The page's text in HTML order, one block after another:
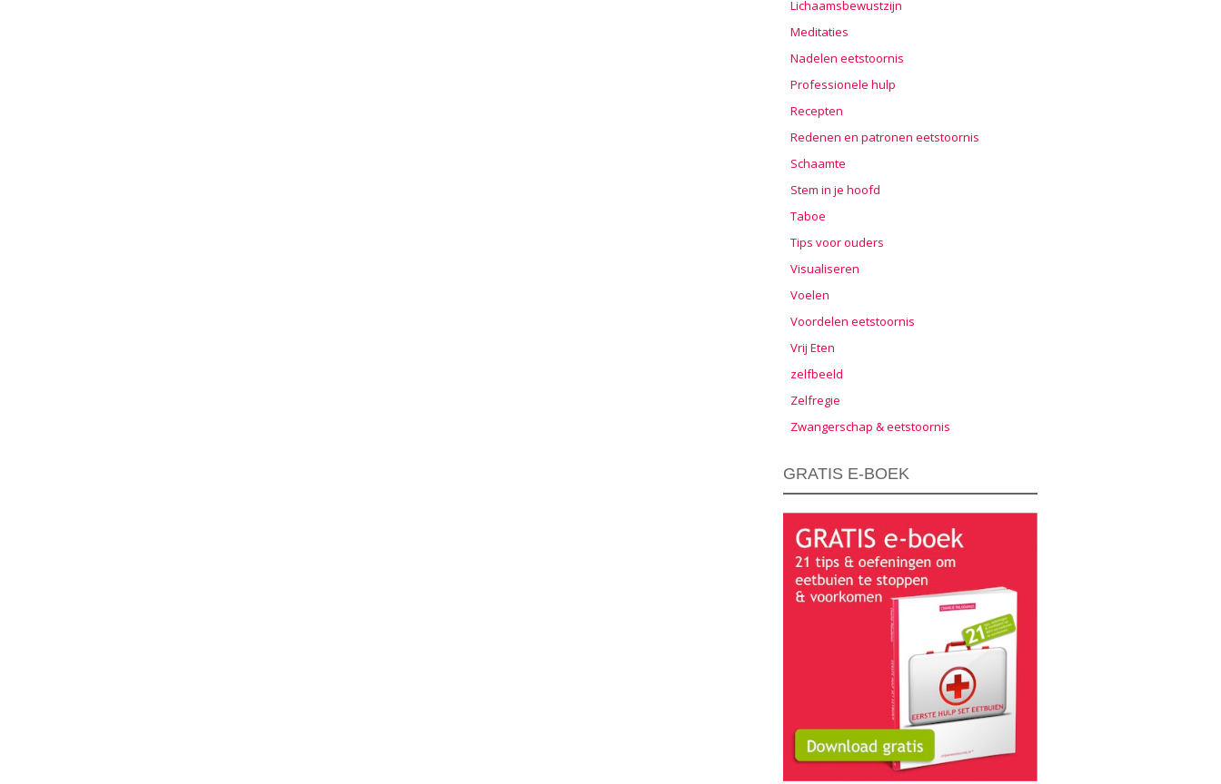
Lichaamsbewustzijn
Meditaties
Nadelen eetstoornis
Professionele hulp
Recepten
Redenen en patronen eetstoornis
Schaamte
Stem in je hoofd
Taboe
Tips voor ouders
Visualiseren
Voelen
Voordelen eetstoornis
Vrij Eten
zelfbeeld
Zelfregie
Zwangerschap & eetstoornis
GRATIS E-BOEK